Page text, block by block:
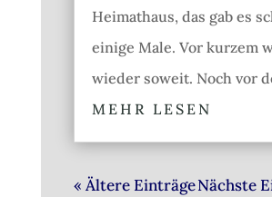
Heimathaus, das gab es
einige Male. Vor kurzem
wieder soweit. Noch vor
MEHR LESEN
« Ältere EinträgeNächste